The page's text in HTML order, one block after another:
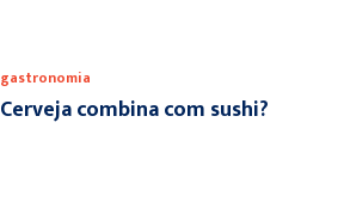
gastronomia
Cerveja combina com sushi?